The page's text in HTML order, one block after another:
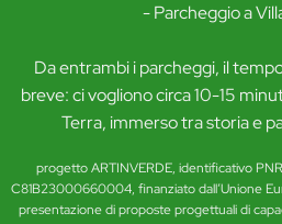
- Parcheggio a
Da entrambi i parcheggi, il
breve: ci vogliono circa 10-15
Terra, immerso tra storia e
progetto ARTINVERDE, identificativo
C81B23000660004, finanziato dall’Unione
presentazione di proposte progettuali di